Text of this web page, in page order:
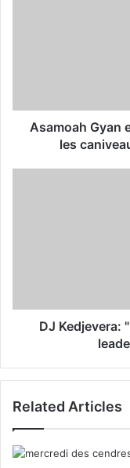
Asamoah Gyan
les
DJ Kedjevera:
Related Articles